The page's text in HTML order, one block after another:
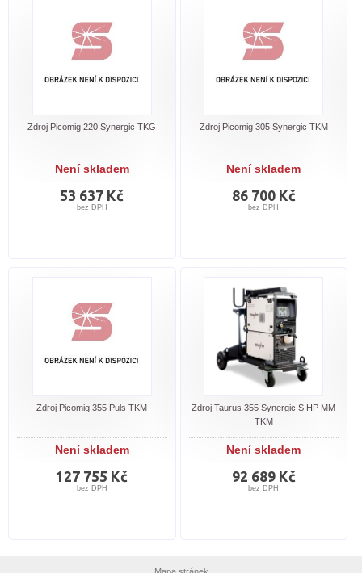
Zdroj Picomig 220 Synergic TKG
Není skladem
53 637 Kč
bez DPH
Zdroj Picomig 305 Synergic TKM
Není skladem
86 700 Kč
bez DPH
Zdroj Picomig 355 Puls TKM
Není skladem
127 755 Kč
bez DPH
Zdroj Taurus 355 Synergic S HP MM
TKM
Není skladem
92 689 Kč
bez DPH